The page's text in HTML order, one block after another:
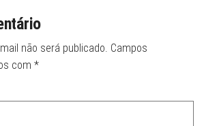
não será publicado. Campos
com *